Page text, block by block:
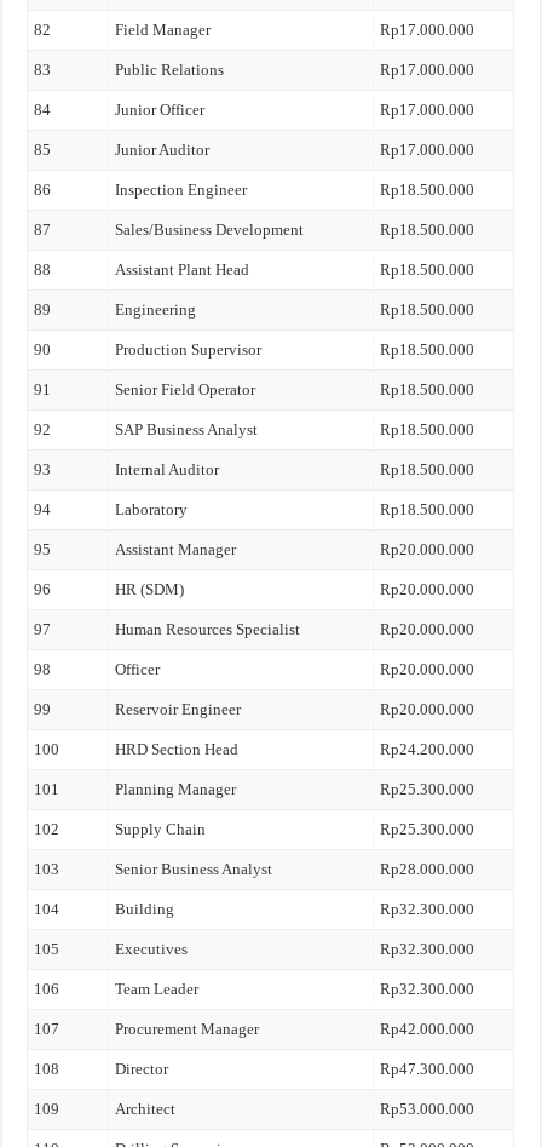
82 Field Manager Rp17.000.000
83 Public Relations Rp17.000.000
84 Junior Officer Rp17.000.000
85 Junior Auditor Rp17.000.000
86 Inspection Engineer Rp18.500.000
87 Sales/Business Development Rp18.500.000
88 Assistant Plant Head Rp18.500.000
89 Engineering Rp18.500.000
90 Production Supervisor Rp18.500.000
91 Senior Field Operator Rp18.500.000
92 SAP Business Analyst Rp18.500.000
93 Internal Auditor Rp18.500.000
94 Laboratory Rp18.500.000
95 Assistant Manager Rp20.000.000
96 HR (SDM) Rp20.000.000
97 Human Resources Specialist Rp20.000.000
98 Officer Rp20.000.000
99 Reservoir Engineer Rp20.000.000
100 HRD Section Head Rp24.200.000
101 Planning Manager Rp25.300.000
102 Supply Chain Rp25.300.000
103 Senior Business Analyst Rp28.000.000
104 Building Rp32.300.000
105 Executives Rp32.300.000
106 Team Leader Rp32.300.000
107 Procurement Manager Rp42.000.000
108 Director Rp47.300.000
109 Architect Rp53.000.000